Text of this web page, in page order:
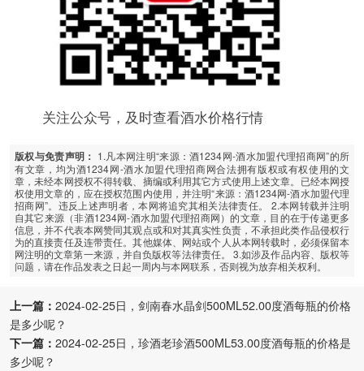
关注公众号，及时查看酒水价格行情
版权与免责声明： 1.凡本网注明“来源：酒1234网-酒水加盟代理招商网”的所
有文章，均为酒1234网-酒水加盟代理招商网合法拥有版权或有权使用的文
章，未经本网授权不得转载、摘编或利用其它方式使用上述文章。已经本网授
权使用文章的，应在授权范围内使用，并注明“来源：酒1234网-酒水加盟代理
招商网”。违反上述声明者，本网将追究其相关法律责任。 2.本网转载并注明
自其它来源（非酒1234网-酒水加盟代理招商网）的文章，目的在于传递更多
信息，并不代表本网赞同其观点或和对其真实性负责，不承担此类作品侵权行
为的直接责任及连带责任。其他媒体、网站或个人从本网转载时，必须保留本
网注明的文章第一来源，并自负版权等法律责任。 3.如涉及作品内容、版权等
问题，请在作品发表之日起一周内与本网联系，否则视为放弃相关权利。
上一篇： 2024-02-25日，剑南春水晶剑500ML52.00度酒每瓶的价格
是多少呢？
下一篇： 2024-02-25日，珍酒老珍酒500ML53.00度酒每瓶的价格是
多少呢？